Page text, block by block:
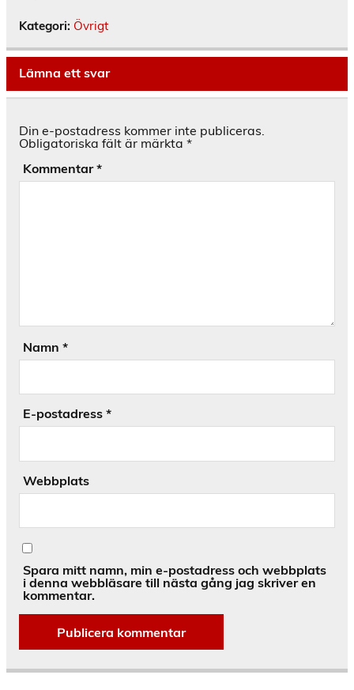
Kategori: Övrigt
Lämna ett svar
Din e-postadress kommer inte publiceras.
Obligatoriska fält är märkta *
Kommentar*
Namn *
E-postadress *
Webbplats
Spara mitt namn, min e-postadress och webbplats
i denna webbläsare till nästa gång jag skriver en
kommentar.
Alternative: